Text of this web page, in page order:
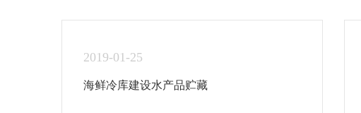
2019-01-25
海鲜冷库建设水产品贮藏